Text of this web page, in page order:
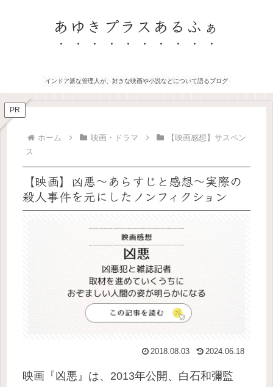
あゆきプラスあるふぁ
インドア派な管理人が、好きな映画や小説などについて語るブログ
PR
ホーム 映画・ドラマ
【映画感想】サスペン
ス
【映画】凶悪～あらすじと感想～実際の
殺人事件を元にしたノンフィクション
2018.08.03 2024.06.18
映画『凶悪』は、2013年公開、白石和彌監